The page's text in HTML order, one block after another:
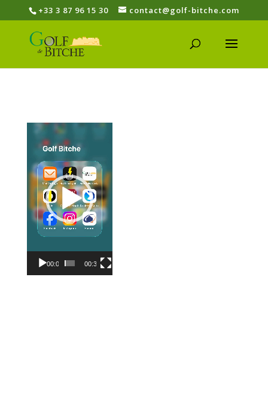
+33 3 87 96 15 30 contact@golf-bitche.com
Lecteur
vidéo
00:00 00:37